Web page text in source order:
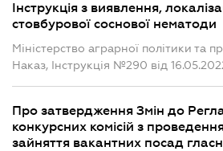
Інструкція з виявлення,
стовбурової соснової нематоди
Міністерство аграрної політики та
Наказ, Інструкція №290 від
Про затвердження Змін до
конкурсних комісій з
зайняття вакантних посад